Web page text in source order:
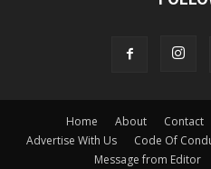
Home About Contact
Advertise With Us
Code Of
Message from Editor